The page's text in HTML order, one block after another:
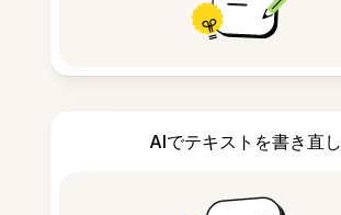
AIでテキストを書き直し